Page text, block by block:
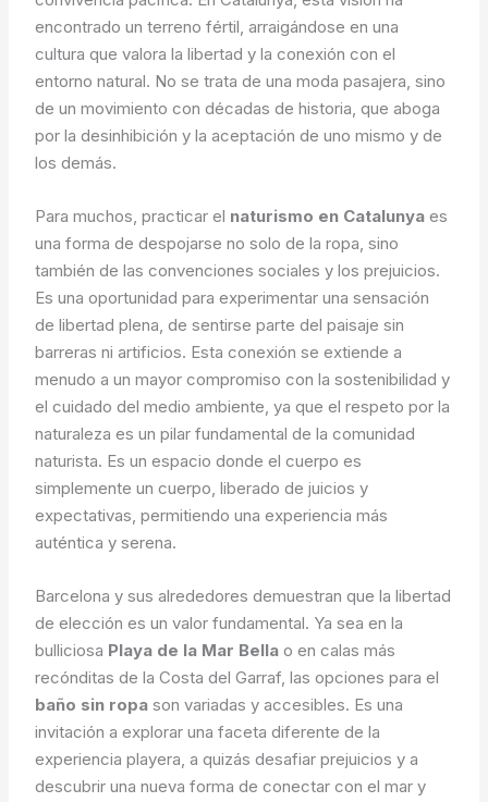
encontrado un terreno fértil, arraigándose en una
cultura que valora la libertad y la conexión con el
entorno natural. No se trata de una moda pasajera, sino
de un movimiento con décadas de historia, que aboga
por la desinhibición y la aceptación de uno mismo y de
los demás.
Para muchos, practicar el naturismo en Catalunya es
una forma de despojarse no solo de la ropa, sino
también de las convenciones sociales y los prejuicios.
Es una oportunidad para experimentar una sensación
de libertad plena, de sentirse parte del paisaje sin
barreras ni artificios. Esta conexión se extiende a
menudo a un mayor compromiso con la sostenibilidad y
el cuidado del medio ambiente, ya que el respeto por la
naturaleza es un pilar fundamental de la comunidad
naturista. Es un espacio donde el cuerpo es
simplemente un cuerpo, liberado de juicios y
expectativas, permitiendo una experiencia más
auténtica y serena.
Barcelona y sus alrededores demuestran que la libertad
de elección es un valor fundamental. Ya sea en la
bulliciosa Playa de la Mar Bella o en calas más
recónditas de la Costa del Garraf, las opciones para el
baño sin ropa son variadas y accesibles. Es una
invitación a explorar una faceta diferente de la
experiencia playera, a quizás desafiar prejuicios y a
descubrir una nueva forma de conectar con el mar y